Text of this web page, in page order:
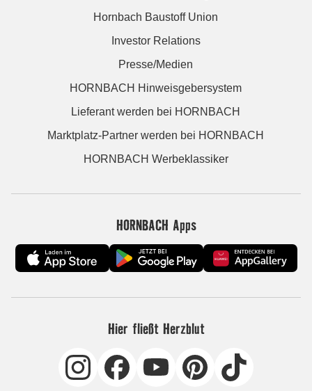
Hornbach Baustoff Union
Investor Relations
Presse/Medien
HORNBACH Hinweisgebersystem
Lieferant werden bei HORNBACH
Marktplatz-Partner werden bei HORNBACH
HORNBACH Werbeklassiker
HORNBACH Apps
Hier fließt Herzblut